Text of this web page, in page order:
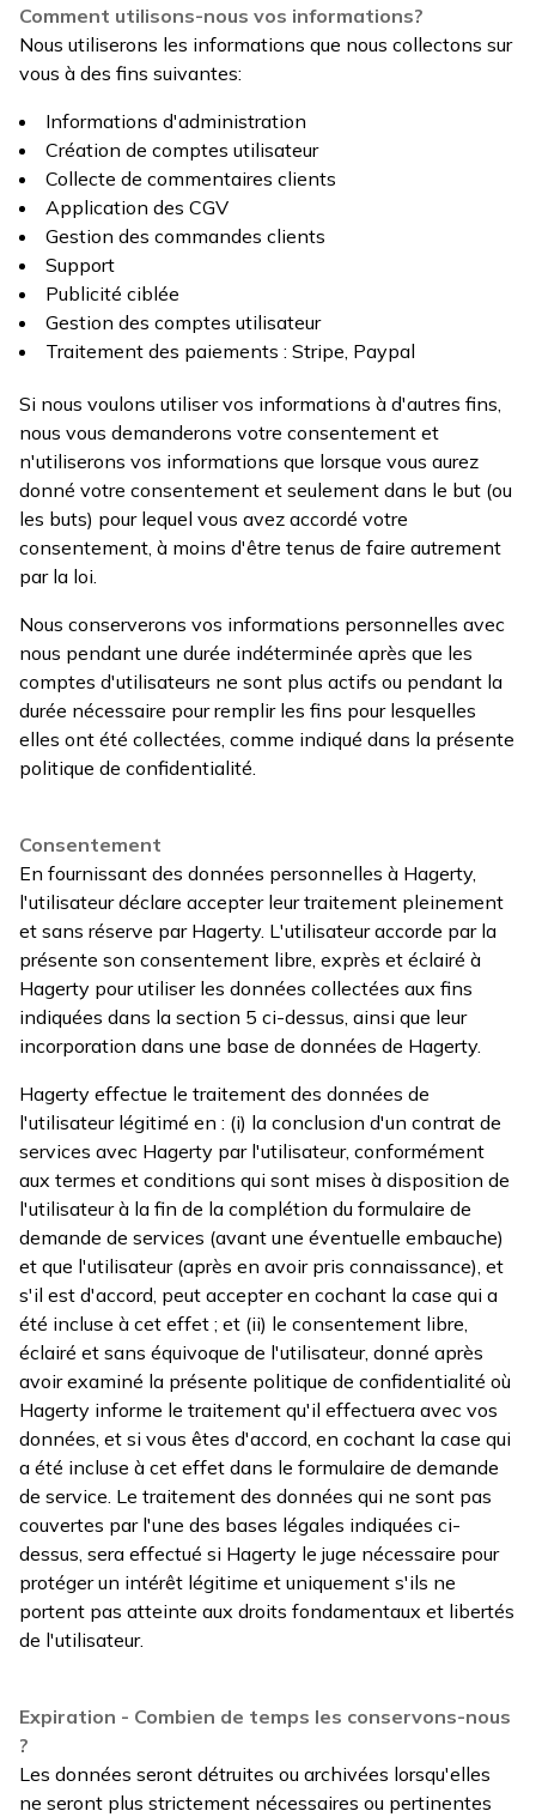
Comment utilisons-nous vos informations?
Nous utiliserons les informations que nous collectons sur
vous à des fins suivantes:
Informations d'administration
Création de comptes utilisateur
Collecte de commentaires clients
Application des CGV
Gestion des commandes clients
Support
Publicité ciblée
Gestion des comptes utilisateur
Traitement des paiements : Stripe, Paypal
Si nous voulons utiliser vos informations à d'autres fins,
nous vous demanderons votre consentement et
n'utiliserons vos informations que lorsque vous aurez
donné votre consentement et seulement dans le but (ou
les buts) pour lequel vous avez accordé votre
consentement, à moins d'être tenus de faire autrement
par la loi.
Nous conserverons vos informations personnelles avec
nous pendant une durée indéterminée après que les
comptes d'utilisateurs ne sont plus actifs ou pendant la
durée nécessaire pour remplir les fins pour lesquelles
elles ont été collectées, comme indiqué dans la présente
politique de confidentialité.
Consentement
En fournissant des données personnelles à Hagerty,
l'utilisateur déclare accepter leur traitement pleinement
et sans réserve par Hagerty. L'utilisateur accorde par la
présente son consentement libre, exprès et éclairé à
Hagerty pour utiliser les données collectées aux fins
indiquées dans la section 5 ci-dessus, ainsi que leur
incorporation dans une base de données de Hagerty.
Hagerty effectue le traitement des données de
l'utilisateur légitimé en : (i) la conclusion d'un contrat de
services avec Hagerty par l'utilisateur, conformément
aux termes et conditions qui sont mises à disposition de
l'utilisateur à la fin de la complétion du formulaire de
demande de services (avant une éventuelle embauche)
et que l'utilisateur (après en avoir pris connaissance), et
s'il est d'accord, peut accepter en cochant la case qui a
été incluse à cet effet ; et (ii) le consentement libre,
éclairé et sans équivoque de l'utilisateur, donné après
avoir examiné la présente politique de confidentialité où
Hagerty informe le traitement qu'il effectuera avec vos
données, et si vous êtes d'accord, en cochant la case qui
a été incluse à cet effet dans le formulaire de demande
de service. Le traitement des données qui ne sont pas
couvertes par l'une des bases légales indiquées ci-
dessus, sera effectué si Hagerty le juge nécessaire pour
protéger un intérêt légitime et uniquement s'ils ne
portent pas atteinte aux droits fondamentaux et libertés
de l'utilisateur.
Expiration - Combien de temps les conservons-nous
?
Les données seront détruites ou archivées lorsqu'elles
ne seront plus strictement nécessaires ou pertinentes